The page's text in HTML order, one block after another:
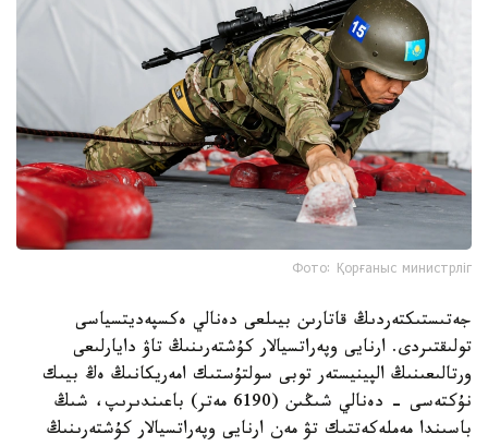
جەتىستىكتەردىڭ قاتارىن بيىلعى دەنالي ەكسپەديتسياسى
تولىقتىردى. ارنايى وپەراتسيالار كۇشتەرىنىڭ تاۋ دايارلىعى
ورتالىعىنىڭ الپينيستەر توبى سولتۇستىك امەريكانىڭ ەڭ بيىك
نۇكتەسى - دەنالي شىڭىن (6190 مەتر) باعىندىرىپ، شىڭ